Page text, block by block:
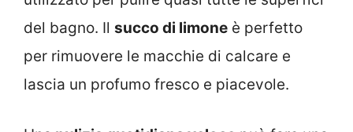
del bagno. Il succo di limone è perfetto
per rimuovere le macchie di calcare e
lascia un profumo fresco e piacevole.